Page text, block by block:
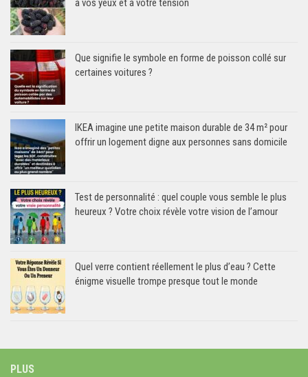
à vos yeux et à votre tension
Que signifie le symbole en forme de poisson collé sur
certaines voitures ?
IKEA imagine une petite maison durable de 34 m² pour
offrir un logement digne aux personnes sans domicile
Test de personnalité : quel couple vous semble le plus
heureux ? Votre choix révèle votre vision de l’amour
Quel verre contient réellement le plus d’eau ? Cette
énigme visuelle trompe presque tout le monde
PLUS